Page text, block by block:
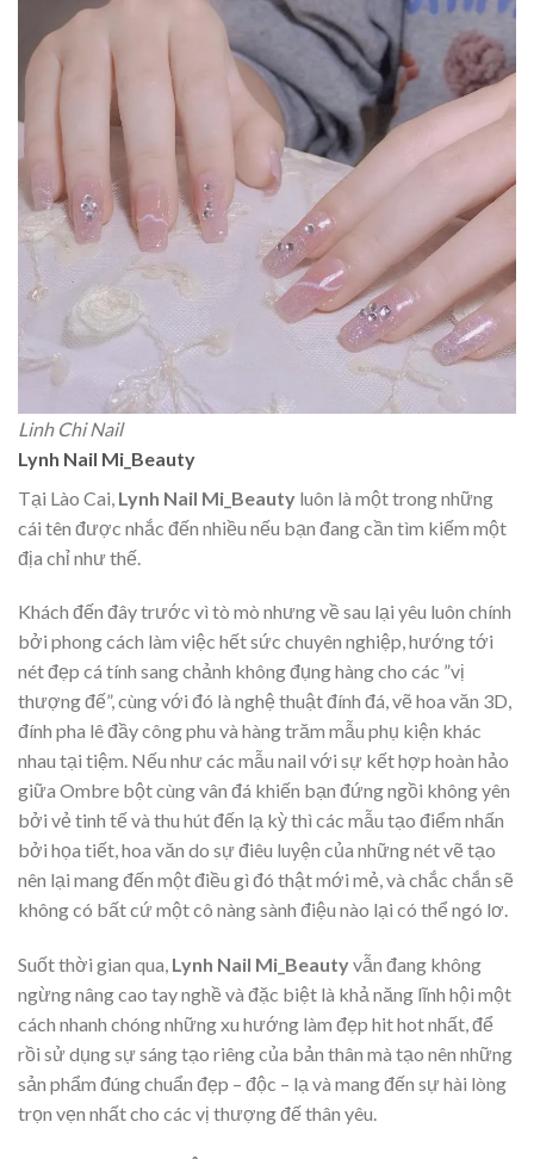
Linh Chi Nail
Lynh Nail Mi_Beauty
Tại Lào Cai, Lynh Nail Mi_Beauty luôn là một trong những
cái tên được nhắc đến nhiều nếu bạn đang cần tìm kiếm một
địa chỉ như thế.
Khách đến đây trước vì tò mò nhưng về sau lại yêu luôn chính
bởi phong cách làm việc hết sức chuyên nghiệp, hướng tới
nét đẹp cá tính sang chảnh không đụng hàng cho các ”vị
thượng đế”, cùng với đó là nghệ thuật đính đá, vẽ hoa văn 3D,
đính pha lê đầy công phu và hàng trăm mẫu phụ kiện khác
nhau tại tiệm. Nếu như các mẫu nail với sự kết hợp hoàn hảo
giữa Ombre bột cùng vân đá khiến bạn đứng ngồi không yên
bởi vẻ tinh tế và thu hút đến lạ kỳ thì các mẫu tạo điểm nhấn
bởi họa tiết, hoa văn do sự điêu luyện của những nét vẽ tạo
nên lại mang đến một điều gì đó thật mới mẻ, và chắc chắn sẽ
không có bất cứ một cô nàng sành điệu nào lại có thể ngó lơ.
Suốt thời gian qua, Lynh Nail Mi_Beautyvẫn đang không
ngừng nâng cao tay nghề và đặc biệt là khả năng lĩnh hội một
cách nhanh chóng những xu hướng làm đẹp hit hot nhất, để
rồi sử dụng sự sáng tạo riêng của bản thân mà tạo nên những
sản phẩm đúng chuẩn đẹp – độc – lạ và mang đến sự hài lòng
trọn vẹn nhất cho các vị thượng đế thân yêu.